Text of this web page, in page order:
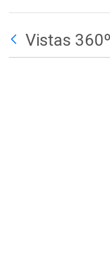
Vistas 360º